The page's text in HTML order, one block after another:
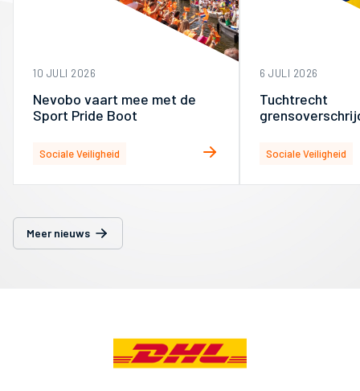
10 JULI 2026
Nevobo vaart mee met de
Sport Pride Boot
Sociale Veiligheid
6 JULI 2026
Tuchtrecht
ISR
Sociale Veiligheid
Meer nieuws